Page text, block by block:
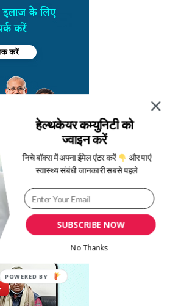
SUBSCRIBE NOW
हेल्थकेयर कम्युनिटी को
ज्वाइन करें
निचे बॉक्स में अपना ईमेल एंटर करें
और पाएं
स्वास्थ्य संबंधी जानकारी सबसे पहले
No Thanks
POWERED BY